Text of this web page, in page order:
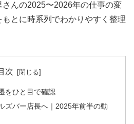
んの2025〜2026年の仕事の変
とに時系列でわかりやすく整理
次
をひと目で確認
ズバー店長へ｜2025年前半の動